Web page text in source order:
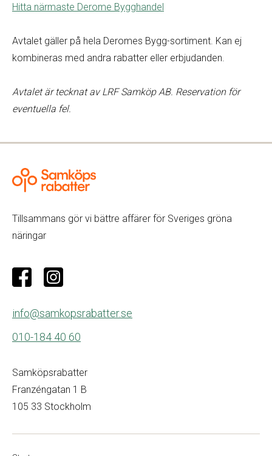
Hitta närmaste Derome Bygghandel
Avtalet gäller på hela Deromes Bygg-sortiment. Kan ej
kombineras med andra rabatter eller erbjudanden.
Avtalet är tecknat av LRF Samköp AB. Reservation för
eventuella fel.
Tillsammans gör vi bättre affärer för Sveriges gröna
näringar
info@samkopsrabatter.se
010-184 40 60
Samköpsrabatter
Franzéngatan 1 B
105 33 Stockholm